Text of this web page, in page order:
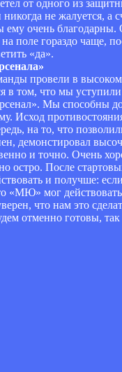
от одного из
не жалуется, а
ему очень
поле гораздо чаще,
«да».
провели в
в том, что мы
Мы способны
Исход
на то, что
демонстировал
и точно. Очень
остро. После
и получше:
«МЮ» мог
что нам это
отменно готовы,